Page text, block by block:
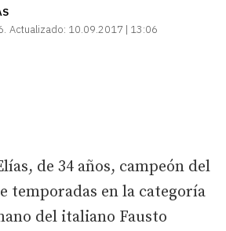
Actualizado: 10.09.2017 | 13:06
de 34 años, campeón del
temporadas en la categoría
del italiano Fausto